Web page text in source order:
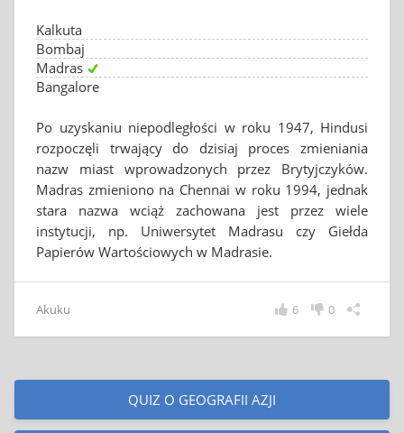
Kalkuta
Bombaj
Madras
Bangalore
Po uzyskaniu niepodległości w roku 1947, Hindusi
rozpoczęli trwający do dzisiaj proces zmieniania
nazw miast wprowadzonych przez Brytyjczyków.
Madras zmieniono na Chennai w roku 1994, jednak
stara nazwa wciąż zachowana jest przez wiele
instytucji, np. Uniwersytet Madrasu czy Giełda
Papierów Wartościowych w Madrasie.
Akuku 0
6
QUIZ O GEOGRAFII AZJI